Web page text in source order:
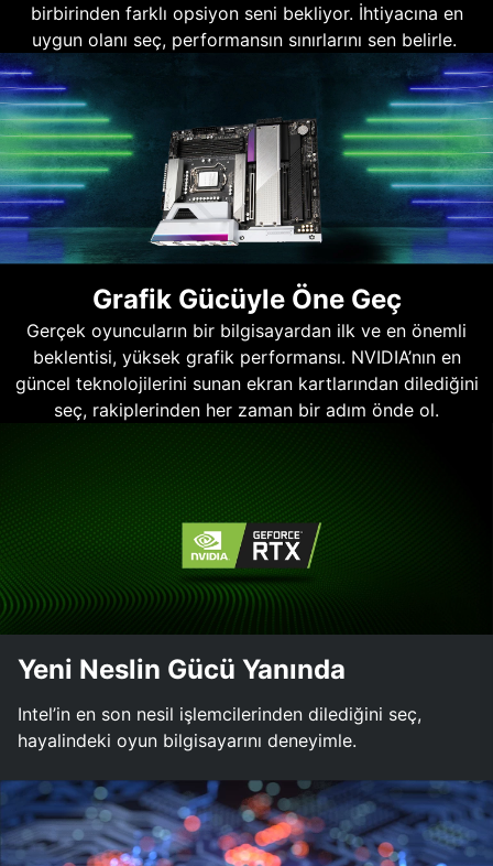
birbirinden farklı opsiyon seni bekliyor. İhtiyacına en
uygun olanı seç, performansın sınırlarını sen belirle.
Grafik Gücüyle Öne Geç
Gerçek oyuncuların bir bilgisayardan ilk ve en önemli
beklentisi, yüksek grafik performansı. NVIDIA’nın en
güncel teknolojilerini sunan ekran kartlarından dilediğini
seç, rakiplerinden her zaman bir adım önde ol.
Yeni Neslin Gücü Yanında
Intel’in en son nesil işlemcilerinden dilediğini seç,
hayalindeki oyun bilgisayarını deneyimle.